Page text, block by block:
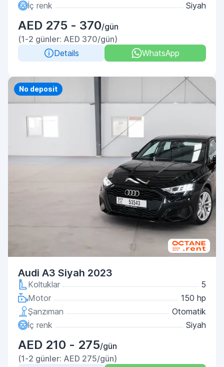
İç renk
Siyah
AED 275 - 370/gün
(1-2 günler: AED 370/gün)
Details
WhatsApp
Priority
No deposit
Audi A3 Siyah 2023
Koltuklar
5
Motor
150 hp
Şanzıman
Otomatik
İç renk
Siyah
AED 210 - 275/gün
(1-2 günler: AED 275/gün)